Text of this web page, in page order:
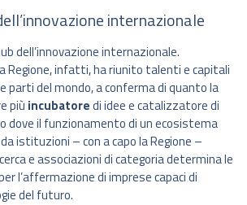
internazionale
dell’innovazione internazionale.
Regione, infatti, ha riunito talenti e capitali
parti del mondo, a conferma di quanto la
più incubatoredi idee e catalizzatore di
dove il funzionamento di un ecosistema
istituzioni – con a capo la Regione –
e associazioni di categoria determina le
l’affermazione di imprese capaci di
del futuro.